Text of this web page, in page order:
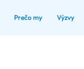
Prečo my Výzvy